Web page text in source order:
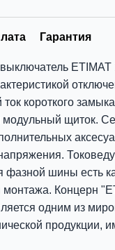
Гарантия
ETIMAT
короткого
щиток.
шины есть
монтажа. Концерн
одним из
продукции,